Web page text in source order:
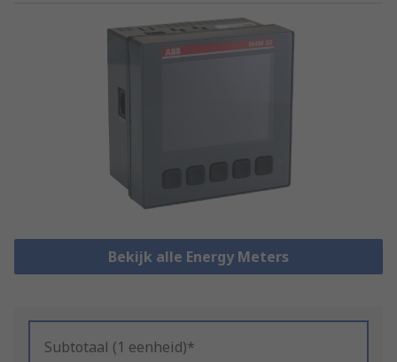
Bekijk alle Energy Meters
Subtotaal (1 eenheid)*